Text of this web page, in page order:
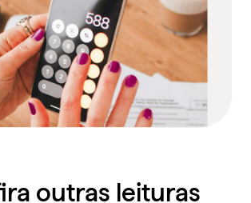
outras leituras